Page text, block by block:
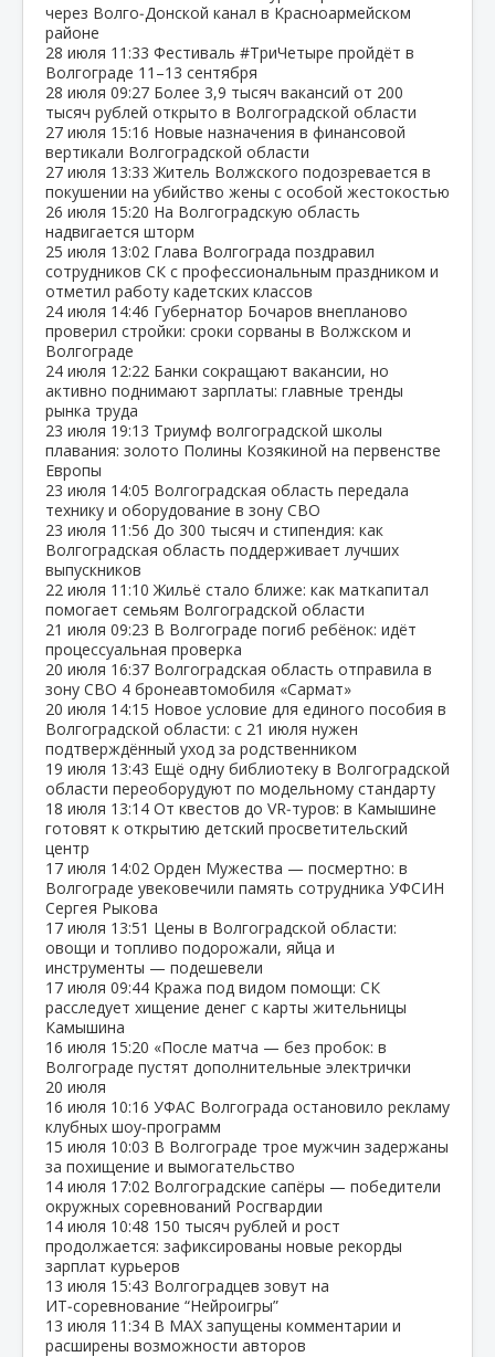
через Волго‑Донской канал в Красноармейском
районе
28 июля 11:33 Фестиваль #ТриЧетыре пройдёт в
Волгограде 11–13 сентября
28 июля 09:27 Более 3,9 тысяч вакансий от 200
тысяч рублей открыто в Волгоградской области
27 июля 15:16 Новые назначения в финансовой
вертикали Волгоградской области
27 июля 13:33 Житель Волжского подозревается в
покушении на убийство жены с особой жестокостью
26 июля 15:20 На Волгоградскую область
надвигается шторм
25 июля 13:02 Глава Волгограда поздравил
сотрудников СК с профессиональным праздником и
отметил работу кадетских классов
24 июля 14:46 Губернатор Бочаров внепланово
проверил стройки: сроки сорваны в Волжском и
Волгограде
24 июля 12:22 Банки сокращают вакансии, но
активно поднимают зарплаты: главные тренды
рынка труда
23 июля 19:13 Триумф волгоградской школы
плавания: золото Полины Козякиной на первенстве
Европы
23 июля 14:05 Волгоградская область передала
технику и оборудование в зону СВО
23 июля 11:56 До 300 тысяч и стипендия: как
Волгоградская область поддерживает лучших
выпускников
22 июля 11:10 Жильё стало ближе: как маткапитал
помогает семьям Волгоградской области
21 июля 09:23 В Волгограде погиб ребёнок: идёт
процессуальная проверка
20 июля 16:37 Волгоградская область отправила в
зону СВО 4 бронеавтомобиля «Сармат»
20 июля 14:15 Новое условие для единого пособия в
Волгоградской области: с 21 июля нужен
подтверждённый уход за родственником
19 июля 13:43 Ещё одну библиотеку в Волгоградской
области переоборудуют по модельному стандарту
18 июля 13:14 От квестов до VR‑туров: в Камышине
готовят к открытию детский просветительский
центр
17 июля 14:02 Орден Мужества — посмертно: в
Волгограде увековечили память сотрудника УФСИН
Сергея Рыкова
17 июля 13:51 Цены в Волгоградской области:
овощи и топливо подорожали, яйца и
инструменты — подешевели
17 июля 09:44 Кража под видом помощи: СК
расследует хищение денег с карты жительницы
Камышина
16 июля 15:20 «После матча — без пробок: в
Волгограде пустят дополнительные электрички
20 июля
16 июля 10:16 УФАС Волгограда остановило рекламу
клубных шоу‑программ
15 июля 10:03 В Волгограде трое мужчин задержаны
за похищение и вымогательство
14 июля 17:02 Волгоградские сапёры — победители
окружных соревнований Росгвардии
14 июля 10:48 150 тысяч рублей и рост
продолжается: зафиксированы новые рекорды
зарплат курьеров
13 июля 15:43 Волгоградцев зовут на
ИТ‑соревнование “Нейроигры”
13 июля 11:34 В МАХ запущены комментарии и
расширены возможности авторов